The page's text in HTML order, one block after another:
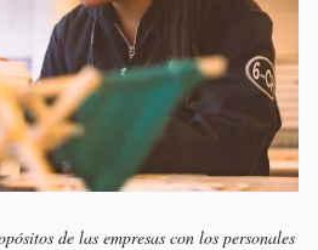
de las empresas con los personales